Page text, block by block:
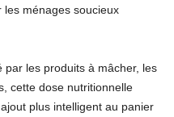
ménages soucieux
par les produits à mâcher, les
cette dose nutritionnelle
plus intelligent au panier